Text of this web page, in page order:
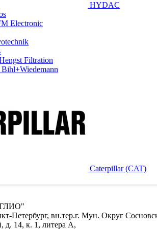
HYDAC
Electronic
Filtration
Bihl+Wiedemann
Caterpillar (CAT)
Петербург, вн.тер.г. Мун. Округ
д. 14, к. 1, литера А,